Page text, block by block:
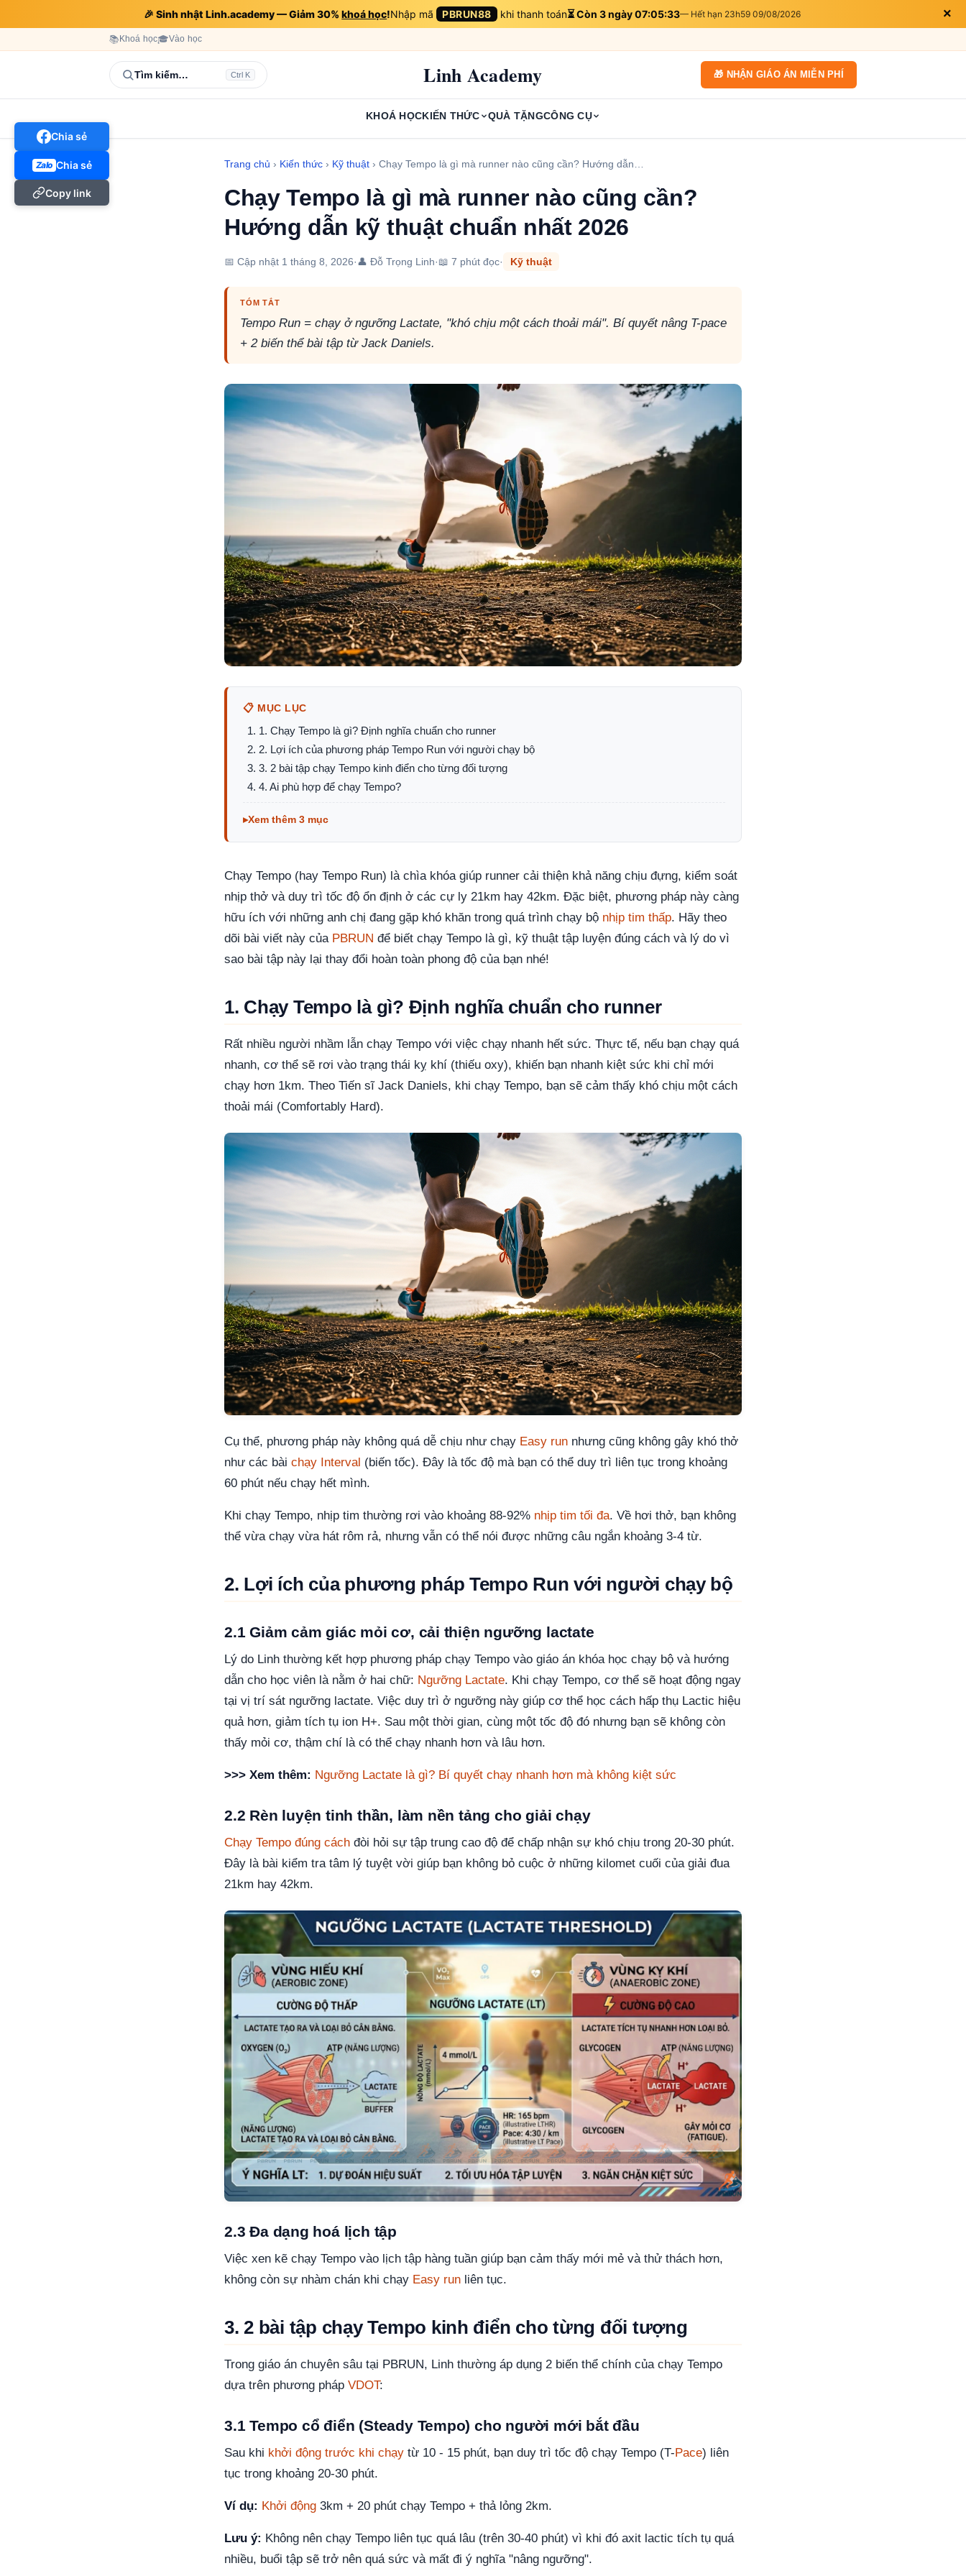
🎉 Sinh nhật Linh.academy — Giảm 30%khoá học!Nhập mã PBRUN88 khi thanh toán⏳ Còn 3 ngày 07:05:31— Hết hạn 23h59 09/08/2026 ×
📚 Khoá học🎓Vào học
Tìm kiếm… Ctrl K Linh Academy 🎁 NHẬN GIÁO ÁN MIỄN PHÍ
KHOÁ HỌCKIẾN THỨC QUÀ TẶNGCÔNG CỤ
Trang chủ › Kiến thức › Kỹ thuật › Chạy Tempo là gì mà runner nào cũng cần? Hướng dẫn…
Chạy Tempo là gì mà runner nào cũng cần?
Hướng dẫn kỹ thuật chuẩn nhất 2026
📅 Cập nhật 1 tháng 8, 2026·👤 Đỗ Trọng Linh·📖 7 phút đọc· Kỹ thuật
TÓM TẮT
Tempo Run = chạy ở ngưỡng Lactate, "khó chịu một cách thoải mái". Bí quyết nâng T-pace
+ 2 biến thể bài tập từ Jack Daniels.
📋 MỤC LỤC
1. Chạy Tempo là gì? Định nghĩa chuẩn cho runner
2. Lợi ích của phương pháp Tempo Run với người chạy bộ
3. 2 bài tập chạy Tempo kinh điển cho từng đối tượng
4. Ai phù hợp để chạy Tempo?
Xem thêm 3 mục
Chạy Tempo (hay Tempo Run) là chìa khóa giúp runner cải thiện khả năng chịu đựng, kiểm soát
nhịp thở và duy trì tốc độ ổn định ở các cự ly 21km hay 42km. Đặc biệt, phương pháp này càng
hữu ích với những anh chị đang gặp khó khăn trong quá trình chạy bộ nhịp tim thấp. Hãy theo
dõi bài viết này của PBRUN để biết chạy Tempo là gì, kỹ thuật tập luyện đúng cách và lý do vì
sao bài tập này lại thay đổi hoàn toàn phong độ của bạn nhé!
1. Chạy Tempo là gì? Định nghĩa chuẩn cho runner
Rất nhiều người nhầm lẫn chạy Tempo với việc chạy nhanh hết sức. Thực tế, nếu bạn chạy quá
nhanh, cơ thể sẽ rơi vào trạng thái kỵ khí (thiếu oxy), khiến bạn nhanh kiệt sức khi chỉ mới
chạy hơn 1km. Theo Tiến sĩ Jack Daniels, khi chạy Tempo, bạn sẽ cảm thấy khó chịu một cách
thoải mái (Comfortably Hard).
Cụ thể, phương pháp này không quá dễ chịu như chạy Easy run nhưng cũng không gây khó thở
như các bài chạy Interval (biến tốc). Đây là tốc độ mà bạn có thể duy trì liên tục trong khoảng
60 phút nếu chạy hết mình.
Khi chạy Tempo, nhịp tim thường rơi vào khoảng 88-92% nhịp tim tối đa. Về hơi thở, bạn không
thể vừa chạy vừa hát rôm rả, nhưng vẫn có thể nói được những câu ngắn khoảng 3-4 từ.
2. Lợi ích của phương pháp Tempo Run với người chạy bộ
2.1 Giảm cảm giác mỏi cơ, cải thiện ngưỡng lactate
Lý do Linh thường kết hợp phương pháp chạy Tempo vào giáo án khóa học chạy bộ và hướng
dẫn cho học viên là nằm ở hai chữ: Ngưỡng Lactate. Khi chạy Tempo, cơ thể sẽ hoạt động ngay
tại vị trí sát ngưỡng lactate. Việc duy trì ở ngưỡng này giúp cơ thể học cách hấp thụ Lactic hiệu
quả hơn, giảm tích tụ ion H+. Sau một thời gian, cùng một tốc độ đó nhưng bạn sẽ không còn
thấy mỏi cơ, thậm chí là có thể chạy nhanh hơn và lâu hơn.
>>> Xem thêm: Ngưỡng Lactate là gì? Bí quyết chạy nhanh hơn mà không kiệt sức
2.2 Rèn luyện tinh thần, làm nền tảng cho giải chạy
Chạy Tempo đúng cách đòi hỏi sự tập trung cao độ để chấp nhận sự khó chịu trong 20-30 phút.
Đây là bài kiểm tra tâm lý tuyệt vời giúp bạn không bỏ cuộc ở những kilomet cuối của giải đua
21km hay 42km.
2.3 Đa dạng hoá lịch tập
Việc xen kẽ chạy Tempo vào lịch tập hàng tuần giúp bạn cảm thấy mới mẻ và thử thách hơn,
không còn sự nhàm chán khi chạy Easy run liên tục.
3. 2 bài tập chạy Tempo kinh điển cho từng đối tượng
Trong giáo án chuyên sâu tại PBRUN, Linh thường áp dụng 2 biến thể chính của chạy Tempo
dựa trên phương pháp VDOT:
3.1 Tempo cổ điển (Steady Tempo) cho người mới bắt đầu
Sau khi khởi động trước khi chạy từ 10 - 15 phút, bạn duy trì tốc độ chạy Tempo (T-Pace) liên
tục trong khoảng 20-30 phút.
Ví dụ: Khởi động 3km + 20 phút chạy Tempo + thả lỏng 2km.
Lưu ý: Không nên chạy Tempo liên tục quá lâu (trên 30-40 phút) vì khi đó axit lactic tích tụ quá
nhiều, buổi tập sẽ trở nên quá sức và mất đi ý nghĩa "nâng ngưỡng".
Chia sẻ
Zalo Chia sẻ
Copy link